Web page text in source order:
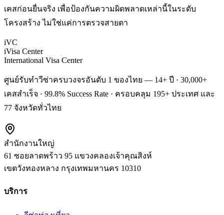
เคสก่อนยื่นจริง เพื่อป้องกันความผิดพลาดเหล่านี้ในระดับ
โครงสร้าง ไม่ใช่แค่การตรวจสายตา
iVC
iVisa Center
International Visa Center
ศูนย์รับทำวีซ่าครบวงจรอันดับ 1 ของไทย — 14+ ปี · 30,000+
เคสสำเร็จ · 99.8% Success Rate · ครอบคลุม 195+ ประเทศ และ
77 จังหวัดทั่วไทย
สำนักงานใหญ่
61 ซอยลาดพร้าว 95 แขวงคลองเจ้าคุณสิงห์
เขตวังทองหลาง กรุงเทพมหานคร 10310
บริการ